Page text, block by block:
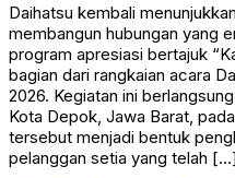
Daihatsu kembali
membangun hubungan yang
program apresiasi bertajuk
bagian dari rangkaian acara
2026. Kegiatan ini
Kota Depok, Jawa Barat,
tersebut menjadi bentuk
pelanggan setia yang telah […]